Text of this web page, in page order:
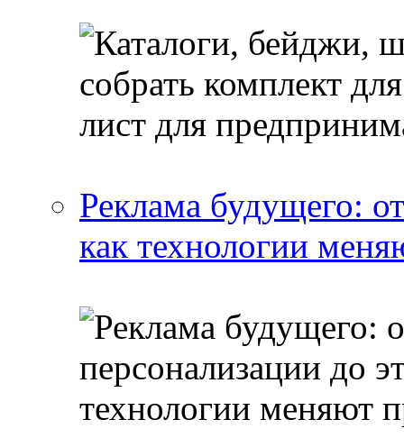
Реклама будущего:
как технологии